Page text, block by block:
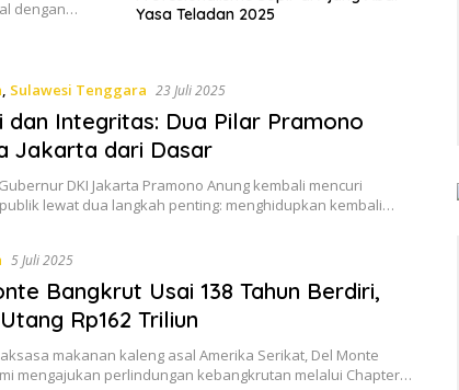
dengan…
Yasa Teladan 2025
, Sulawesi Tenggara 23 Juli 2025
dan Integritas: Dua Pilar Pramono
Jakarta dari Dasar
DKI Jakarta Pramono Anung kembali mencuri
lewat dua langkah penting: menghidupkan kembali…
5 Juli 2025
Bangkrut Usai 138 Tahun Berdiri,
Rp162 Triliun
makanan kaleng asal Amerika Serikat, Del Monte
mengajukan perlindungan kebangkrutan melalui Chapter…